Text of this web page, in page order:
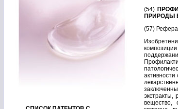
(54)
ПРИРОДЫ
(57)
вещество,